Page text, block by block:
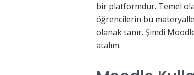
bir platformdur. Temel
öğrencilerin bu
olanak tanır. Şimdi
atalım.